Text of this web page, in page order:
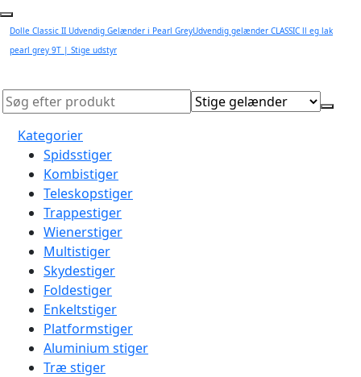
Dolle Classic II Udvendig Gelænder i Pearl GreyUdvendig gelænder CLASSIC ll eg lak
pearl grey 9T | Stige udstyr
Kategorier
Spidsstiger
Kombistiger
Teleskopstiger
Trappestiger
Wienerstiger
Multistiger
Skydestiger
Foldestiger
Enkeltstiger
Platformstiger
Aluminium stiger
Træ stiger